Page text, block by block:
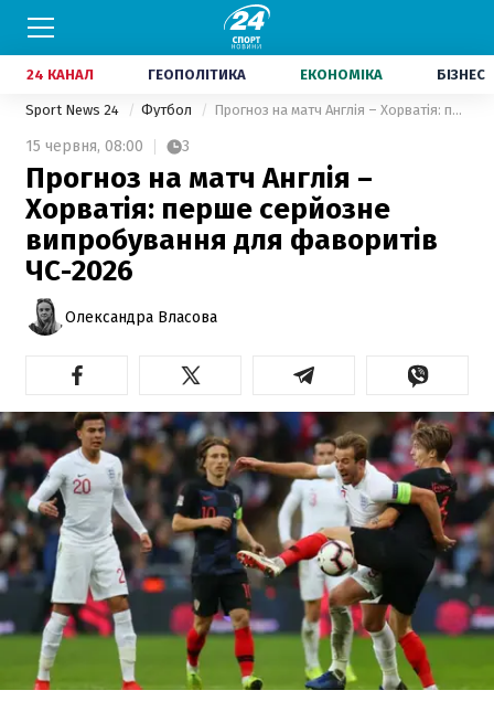
24 КАНАЛ ГЕОПОЛІТИКА ЕКОНОМІКА БІЗНЕС
Sport News 24 Футбол Прогноз на матч Англія – Хорватія: перше серйозне випробування для фаворитів ЧС-2026
15 червня, 08:00 3
Прогноз на матч Англія –
Хорватія: перше серйозне
випробування для фаворитів
ЧС-2026
Олександра Власова